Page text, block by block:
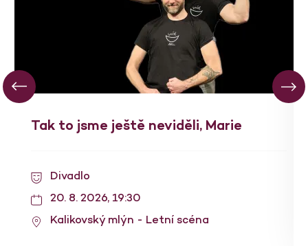
Tak to jsme ještě neviděli, Marie
Divadlo
20. 8. 2026, 19:30
Kalikovský mlýn - Letní scéna